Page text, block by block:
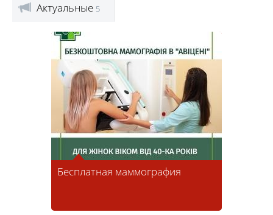
Актуальные 5
Бесплатная маммография